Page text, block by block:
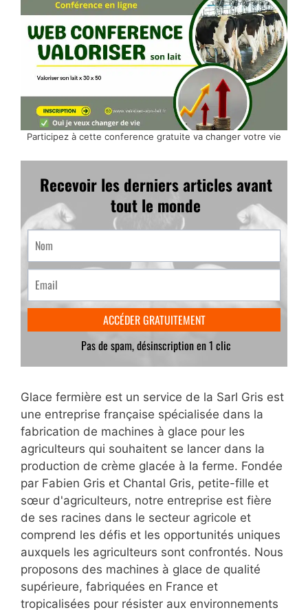
Participez à cette conference gratuite va changer votre vie
Glace fermière est un service de la Sarl Gris est
une entreprise française spécialisée dans la
fabrication de machines à glace pour les
agriculteurs qui souhaitent se lancer dans la
production de crème glacée à la ferme. Fondée
par Fabien Gris et Chantal Gris, petite-fille et
sœur d'agriculteurs, notre entreprise est fière
de ses racines dans le secteur agricole et
comprend les défis et les opportunités uniques
auxquels les agriculteurs sont confrontés. Nous
proposons des machines à glace de qualité
supérieure, fabriquées en France et
tropicalisées pour résister aux environnements